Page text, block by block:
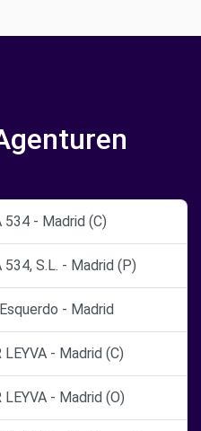
- Madrid (C)
S.L. - Madrid (P)
- Madrid
- Madrid (C)
- Madrid (O)